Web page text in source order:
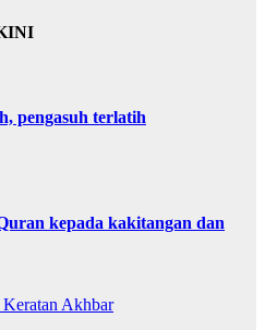
pengasuh terlatih
kepada kakitangan dan
Keratan Akhbar